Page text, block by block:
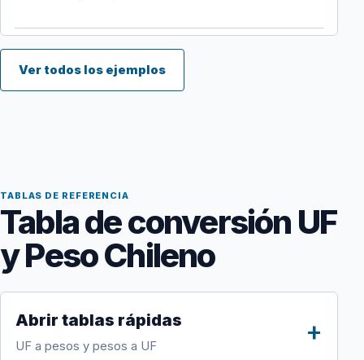
Ver todos los ejemplos
TABLAS DE REFERENCIA
Tabla de conversión UF
y Peso Chileno
Abrir tablas rápidas
UF a pesos y pesos a UF